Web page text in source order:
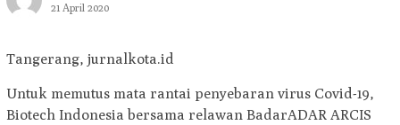
21 April 2020
Tangerang, jurnalkota.id
Untuk memutus mata rantai penyebaran virus Covid-19,
Biotech Indonesia bersama relawan BadarADAR ARCIS